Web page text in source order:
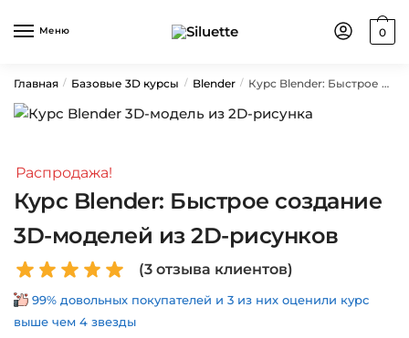
Меню 0
Главная / Базовые 3D курсы / Blender / Курс Blender: Быстрое создание 3D-моделей из 2D-рисунков
Распродажа!
Курс Blender: Быстрое создание
3D-моделей из 2D-рисунков
(3отзыва клиентов)
99% довольных покупателей и 3 из них оценили курс
выше чем 4 звезды